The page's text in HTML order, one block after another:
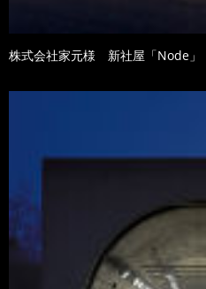
株式会社家元様 新社屋「Node」